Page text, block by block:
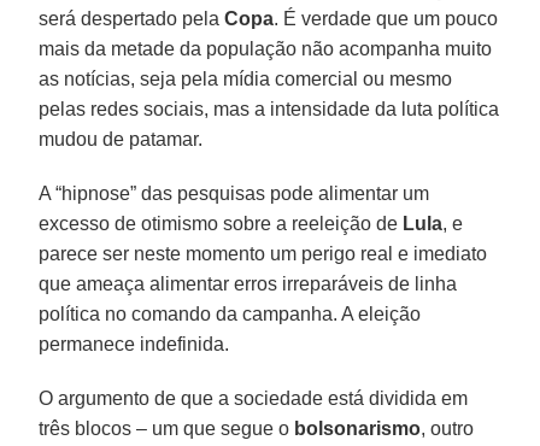
será despertado pelaCopa. É verdade que um pouco
mais da metade da população não acompanha muito
as notícias, seja pela mídia comercial ou mesmo
pelas redes sociais, mas a intensidade da luta política
mudou de patamar.
A “hipnose” das pesquisas pode alimentar um
excesso de otimismo sobre a reeleição de Lula, e
parece ser neste momento um perigo real e imediato
que ameaça alimentar erros irreparáveis de linha
política no comando da campanha. A eleição
permanece indefinida.
O argumento de que a sociedade está dividida em
três blocos – um que segue o bolsonarismo, outro